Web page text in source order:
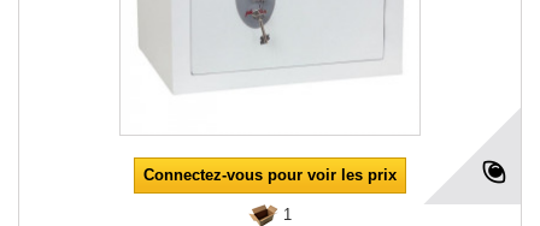
Connectez-vous pour voir les prix
1